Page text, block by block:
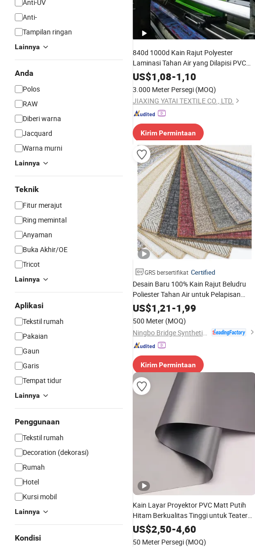
Anti-UV
Anti-
Tampilan ringan
Lainnya
Anda
Polos
RAW
Diberi warna
Jacquard
Warna murni
Lainnya
Teknik
Fitur merajut
Ring memintal
Anyaman
Buka Akhir/OE
Tricot
Lainnya
Aplikasi
Tekstil rumah
Pakaian
Gaun
Garis
Tempat tidur
Lainnya
Penggunaan
Tekstil rumah
Decoration (dekorasi)
Rumah
Hotel
Kursi mobil
Lainnya
Kondisi
840d 1000d Kain Rajut Polyester
Laminasi Tahan Air yang Dilapisi PVC
untuk Tenda
US$1,08-1,10
3.000 Meter Persegi (MOQ)
JIAXING YATAI TEXTILE CO., LTD.
Kirim Permintaan
GRS bersertifikat Certified
Desain Baru 100% Kain Rajut Beludru
Poliester Tahan Air untuk Pelapisan
Sofa Furnitur
US$1,21-1,99
500 Meter (MOQ)
Kirim Permintaan
Kain Layar Proyektor PVC Matt Putih
Hitam Berkualitas Tinggi untuk Teater
Rumah Kantor Bioskop Layar Proyektor
Bingkai
US$2,50-4,60
50 Meter Persegi (MOQ)